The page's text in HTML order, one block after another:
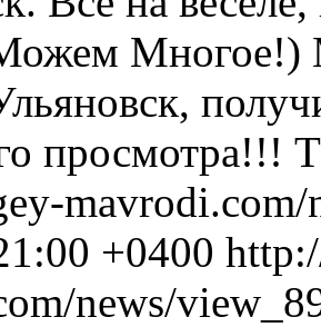
Многое!)
просмотра!!!
+0400
news/